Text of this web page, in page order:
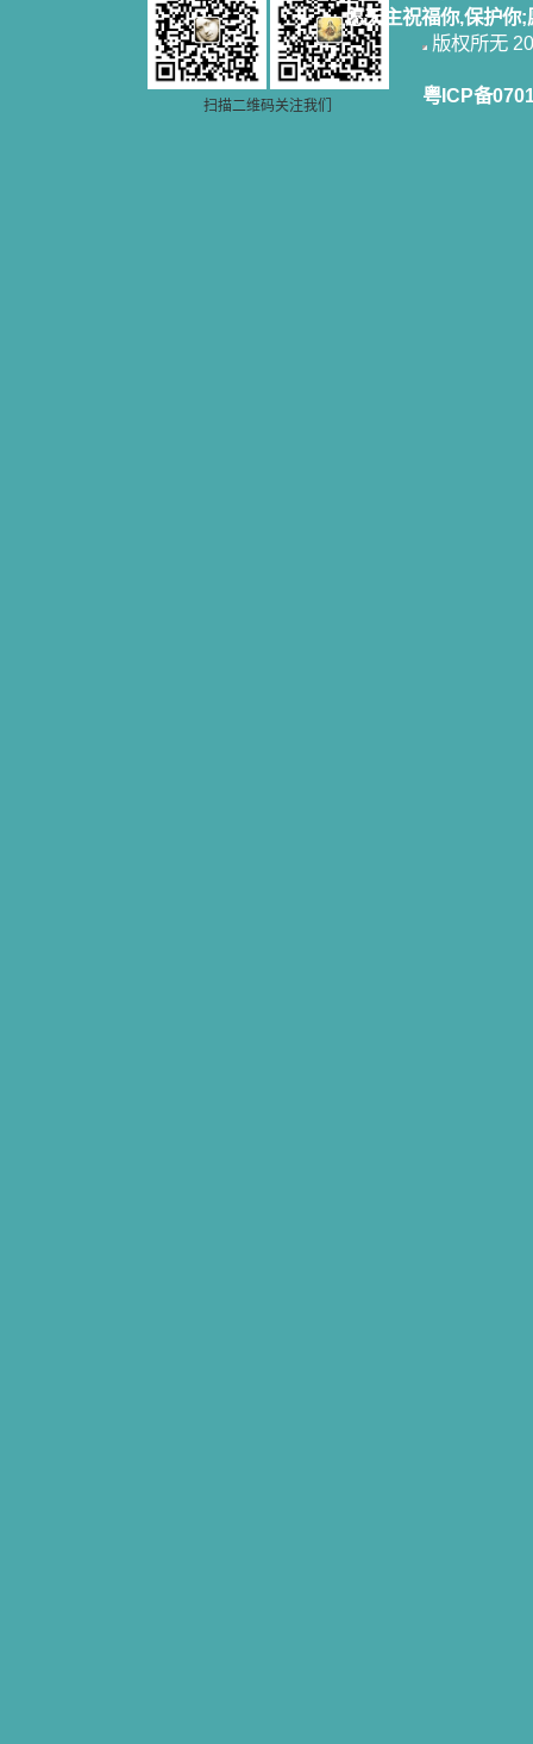
扫描二维码关注我们
愿天主祝福你,保护你
版权所无
粤ICP备